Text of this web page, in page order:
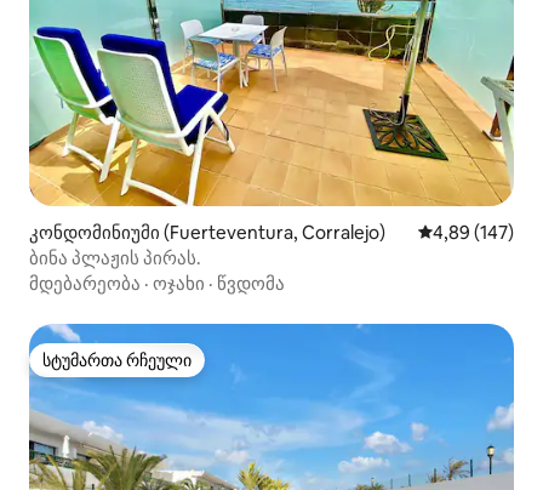
კონდომინიუმი (Fuerteventura, Corralejo) საშუალო
4,89 (147)
ბინა პლაჟის პირას.
მდებარეობა · ოჯახი · წვდომა
სტუმართა რჩეული
სტუმართა რჩეული